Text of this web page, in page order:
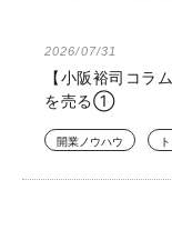
2026/07/31
【小阪裕司コラ
を売る①
開業ノウハウ